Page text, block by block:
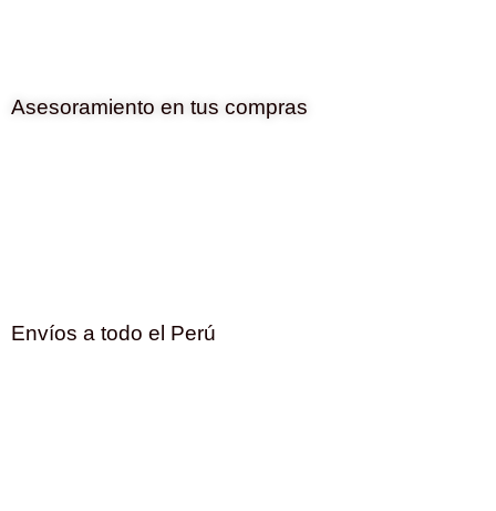
Asesoramiento en tus compras
Envíos a todo el Perú